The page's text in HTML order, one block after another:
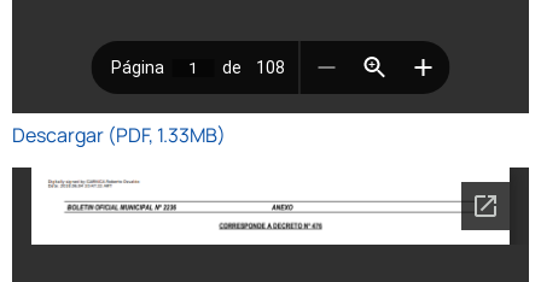
Descargar (PDF, 1.33MB)